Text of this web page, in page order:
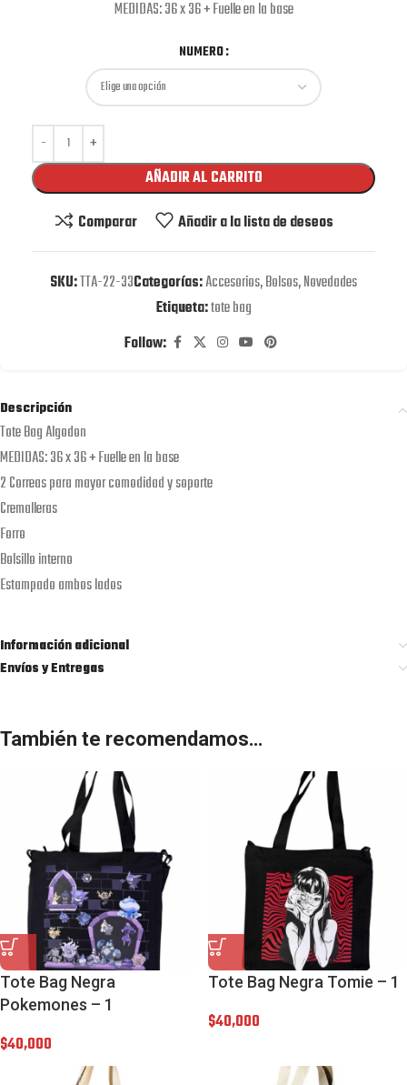
MEDIDAS: 36 x 36 + Fuelle en la base
NUMERO
AÑADIR AL CARRITO
Comparar
Añadir a la lista de deseos
SKU:TTA-22-33Categorías:Accesorios,Bolsos,Novedades
Etiqueta:tote bag
Follow:
Descripción
Tote Bag Algodon
MEDIDAS: 36 x 36 + Fuelle en la base
2 Correas para mayor comodidad y soporte
Cremalleras
Forro
Bolsillo interno
Estampado ambos lados
Información adicional
Envíos y Entregas
También te recomendamos…
Tote Bag Negra
Pokemones – 1
$40,000
Tote Bag Negra Tomie – 1
$40,000